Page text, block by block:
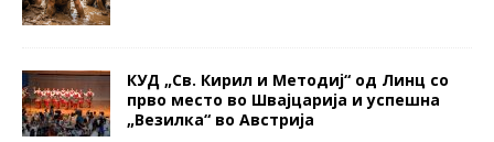
КУД „Св. Кирил и Методиј“ од Линц со
прво место во Швајцарија и успешна
„Везилка“ во Австрија